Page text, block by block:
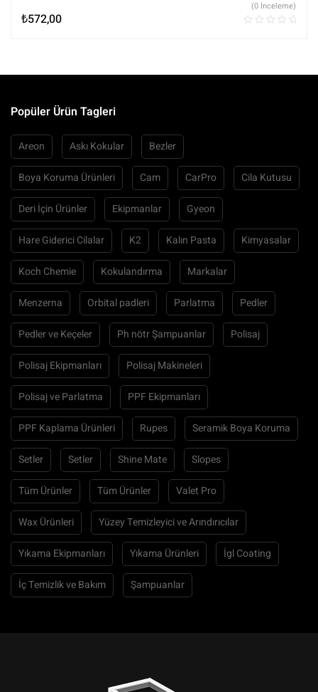
₺572,00
(0 İnceleme)
Popüler Ürün Tagleri
Areon Askı Kokular Bezler
Boya Koruma Ürünleri Cam CarPro Cila Kutusu
Deri İçin Ürünler Ekipmanlar Gyeon
Hare Giderici Cilalar K2 Kalın Pasta Kimyasalar
Koch Chemie Kokulandırma Markalar
Menzerna Orbital padleri Parlatma Pedler
Pedler ve Keçeler Ph nötr Şampuanlar Polisaj
Polisaj Ekipmanları Polisaj Makineleri
Polisaj ve Parlatma PPF Ekipmanları
PPF Kaplama Ürünleri Rupes Seramik Boya Koruma
Setler Setler Shine Mate Slopes
Tüm Ürünler Tüm Ürünler Valet Pro
Wax Ürünleri Yüzey Temizleyici ve Arındırıcılar
Yıkama Ekipmanları Yıkama Ürünleri İgl Coating
İç Temizlik ve Bakım Şampuanlar